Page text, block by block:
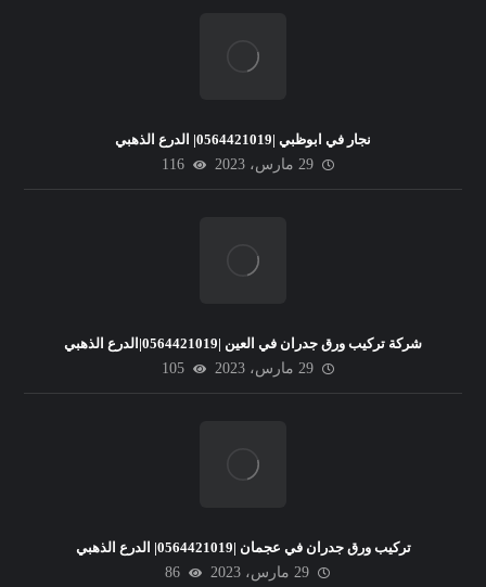
نجار في ابوظبي |0564421019| الدرع الذهبي
29 مارس، 2023
116
شركة تركيب ورق جدران في العين |0564421019|الدرع الذهبي
29 مارس، 2023
105
تركيب ورق جدران في عجمان |0564421019| الدرع الذهبي
29 مارس، 2023
86